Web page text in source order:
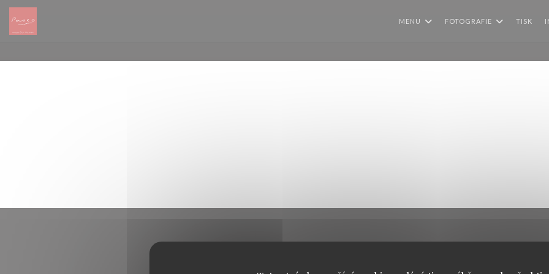
Panel pro správu cookies
MENU FOTOGRAFIE TISK